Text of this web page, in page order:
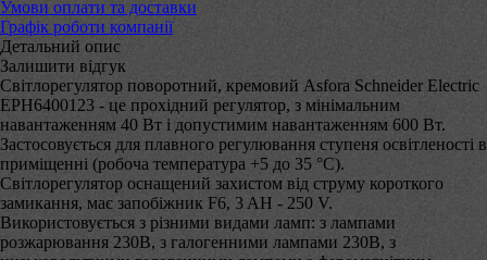
Умови оплати та доставки
Графік роботи компанії
Детальний опис
Залишити відгук
Світлорегулятор поворотний, кремовий Asfora Schneider Electric
EPH6400123 - це прохідний регулятор, з мінімальним
навантаженням 40 Вт і допустимим навантаженням 600 Вт.
Застосовується для плавного регулювання ступеня освітленості в
приміщенні (робоча температура +5 до 35 °C).
Світлорегулятор оснащений захистом від струму короткого
замикання, має запобіжник F6, 3 AH - 250 V.
Використовується з різними видами ламп: з лампами
розжарювання 230В, з галогенними лампами 230В, з